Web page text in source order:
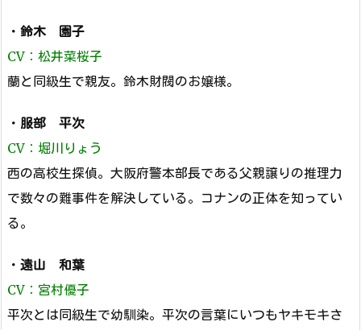
・ 鈴木 園子
CV：松井菜桜子
蘭と同級生で親友。鈴木財閥のお嬢様。
・ 服部 平次
CV：堀川りょう
西の高校生探偵。大阪府警本部長である父親譲りの推理力
で数々の難事件を解決している。コナンの正体を知ってい
る。
・ 遠山 和葉
CV：宮村優子
平次とは同級生で幼馴染。平次の言葉にいつもヤキモキさ